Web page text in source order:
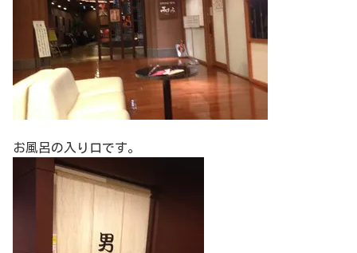
お風呂の入り口です。